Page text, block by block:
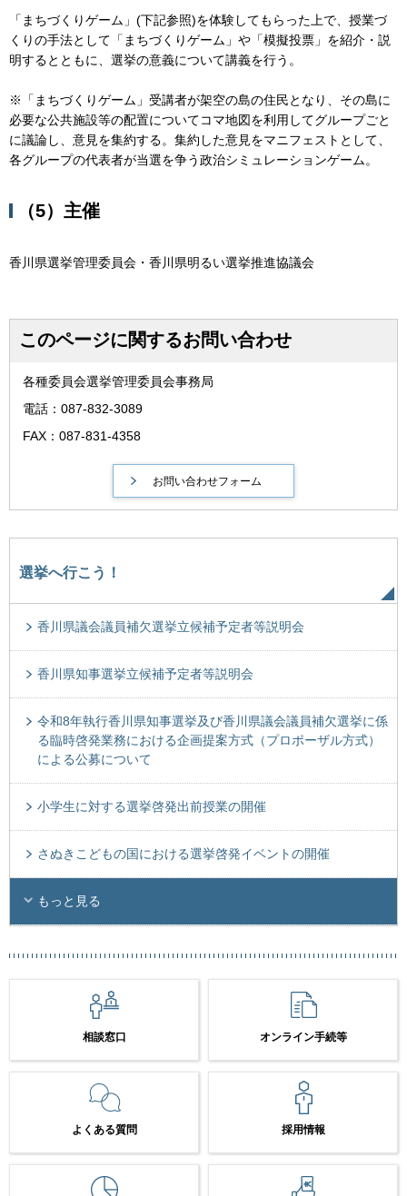
「まちづくりゲーム」(下記参照)を体験してもらった上で、授業づ
くりの手法として「まちづくりゲーム」や「模擬投票」を紹介・説
明するとともに、選挙の意義について講義を行う。
※「まちづくりゲーム」受講者が架空の島の住民となり、その島に
必要な公共施設等の配置についてコマ地図を利用してグループごと
に議論し、意見を集約する。集約した意見をマニフェストとして、
各グループの代表者が当選を争う政治シミュレーションゲーム。
（5）主催
香川県選挙管理委員会・香川県明るい選挙推進協議会
このページに関するお問い合わせ
各種委員会選挙管理委員会事務局
電話：087-832-3089
FAX：087-831-4358
選挙へ行こう！
香川県議会議員補欠選挙立候補予定者等説明会
香川県知事選挙立候補予定者等説明会
令和8年執行香川県知事選挙及び香川県議会議員補欠選挙に係
る臨時啓発業務における企画提案方式（プロポーザル方式）
による公募について
小学生に対する選挙啓発出前授業の開催
さぬきこどもの国における選挙啓発イベントの開催
もっと見る
相談窓口 オンライン手続等
よくある質問 採用情報